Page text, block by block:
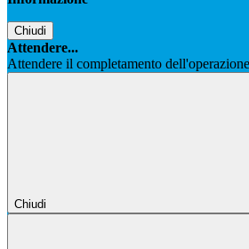
Chiudi
Attendere...
Attendere il completamento
Chiudi